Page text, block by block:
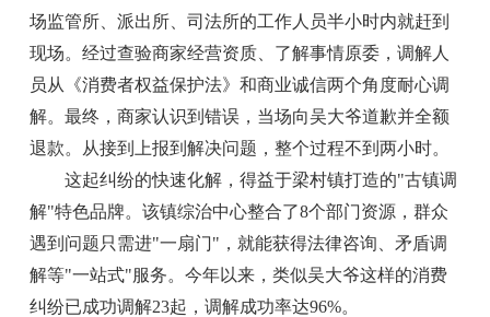
场监管所、派出所、司法所的工作人员半小时内就赶到
现场。经过查验商家经营资质、了解事情原委，调解人
员从《消费者权益保护法》和商业诚信两个角度耐心调
解。最终，商家认识到错误，当场向吴大爷道歉并全额
退款。从接到上报到解决问题，整个过程不到两小时。
这起纠纷的快速化解，得益于梁村镇打造的"古镇调
解"特色品牌。该镇综治中心整合了8个部门资源，群众
遇到问题只需进"一扇门"，就能获得法律咨询、矛盾调
解等"一站式"服务。今年以来，类似吴大爷这样的消费
纠纷已成功调解23起，调解成功率达96%。